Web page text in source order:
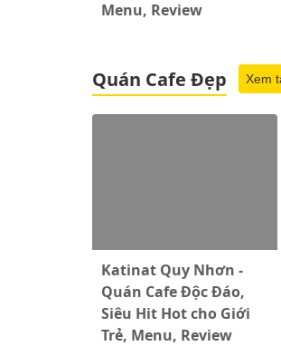
Menu, Review
Quán Cafe Đẹp Xem
Katinat Quy Nhơn -
Quán Cafe Độc Đáo,
Siêu Hit Hot cho Giới
Trẻ, Menu, Review